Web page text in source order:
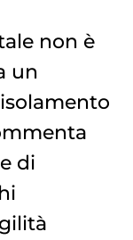
non è
un
di